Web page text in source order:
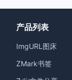
产品列表
ImgURL图床
ZMark书签